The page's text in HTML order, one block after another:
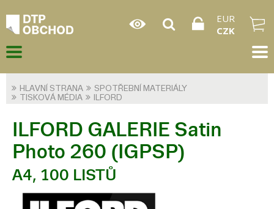
EUR
CZK
HLAVNÍ STRANA
SPOTŘEBNÍ MATERIÁLY
TISKOVÁ MÉDIA
ILFORD
ILFORD GALERIE Satin
Photo 260 (IGPSP)
A4, 100 LISTŮ